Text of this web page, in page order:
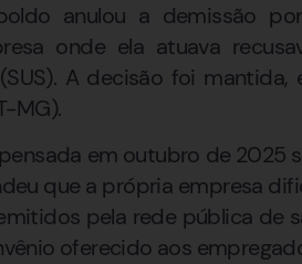
anulou a demissão
onde ela atuava
A decisão foi mantida,
MG).
em outubro de 2025
que a própria empresa
pela rede pública de
oferecido aos